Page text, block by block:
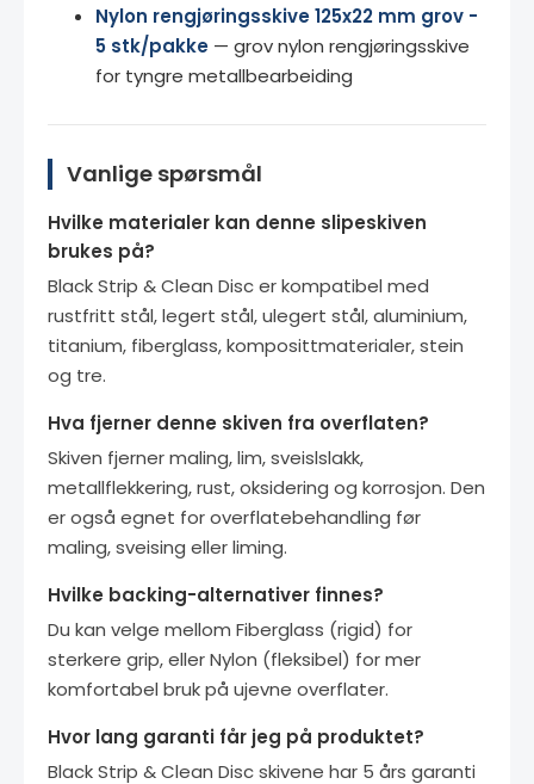
Nylon rengjøringsskive 125x22 mm grov -
5 stk/pakke — grov nylon rengjøringsskive
for tyngre metallbearbeiding
Vanlige spørsmål
Hvilke materialer kan denne slipeskiven
brukes på?
Black Strip & Clean Disc er kompatibel med
rustfritt stål, legert stål, ulegert stål, aluminium,
titanium, fiberglass, komposittmaterialer, stein
og tre.
Hva fjerner denne skiven fra overflaten?
Skiven fjerner maling, lim, sveislslakk,
metallflekkering, rust, oksidering og korrosjon. Den
er også egnet for overflatebehandling før
maling, sveising eller liming.
Hvilke backing-alternativer finnes?
Du kan velge mellom Fiberglass (rigid) for
sterkere grip, eller Nylon (fleksibel) for mer
komfortabel bruk på ujevne overflater.
Hvor lang garanti får jeg på produktet?
Black Strip & Clean Disc skivene har 5 års garanti